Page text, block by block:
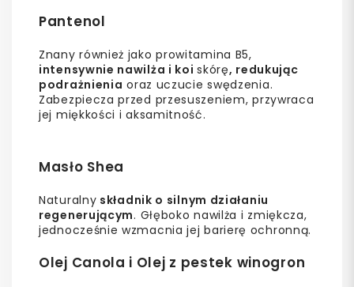
Pantenol
Znany również jako prowitamina B5,
intensywnie nawilża i koiskórę, redukując
podrażnienia oraz uczucie swędzenia.
Zabezpiecza przed przesuszeniem, przywraca
jej miękkości i aksamitność.
Masło Shea
Naturalny składnik o silnym działaniu
regenerującym. Głęboko nawilża i zmiękcza,
jednocześnie wzmacnia jej barierę ochronną.
Olej Canola i Olej z pestek winogron